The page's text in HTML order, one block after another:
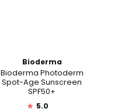
Bioderma
Bioderma Photoderm
Spot-Age Sunscreen
SPF50+
★ 5.0